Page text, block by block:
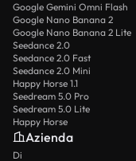
Google Gemini Omni Flash
Google Nano Banana 2
Google Nano Banana 2 Lite
Seedance 2.0
Seedance 2.0 Fast
Seedance 2.0 Mini
Happy Horse 1.1
Seedream 5.0 Pro
Seedream 5.0 Lite
Happy Horse
Azienda
Di